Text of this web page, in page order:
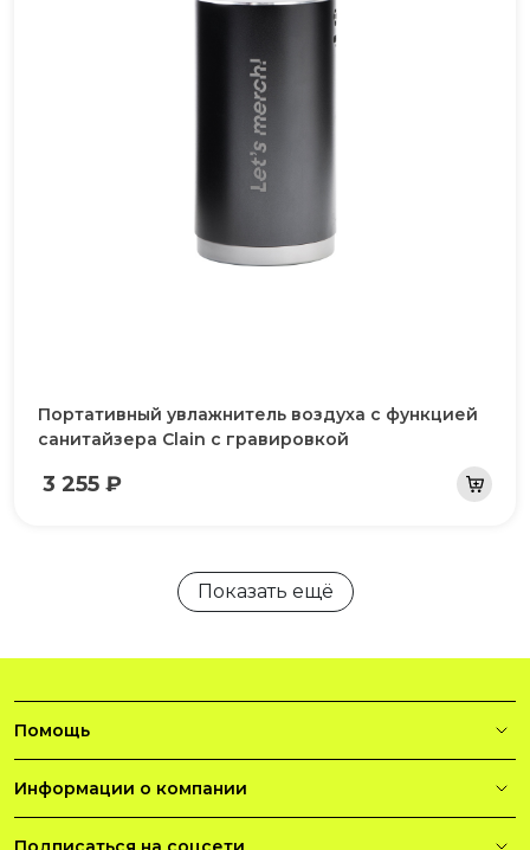
Портативный увлажнитель воздуха с функцией
санитайзера Clain с гравировкой
3 255 ₽
Показать ещё
Помощь
Информации о компании